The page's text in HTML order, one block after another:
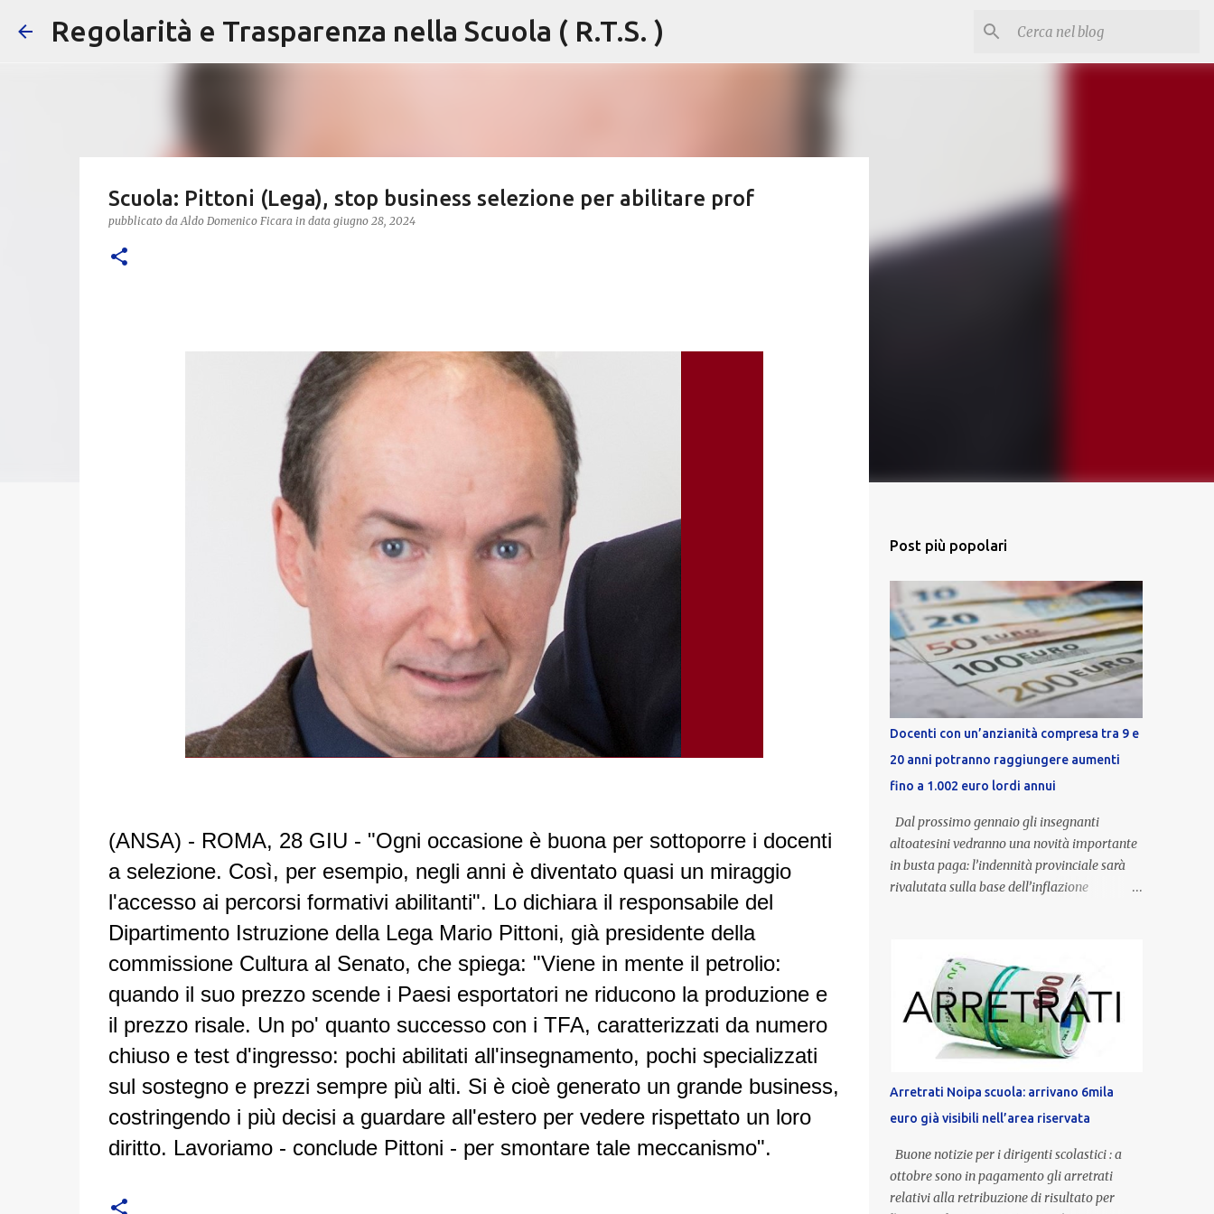
Passa ai contenuti principali
Regolarità e Trasparenza nella Scuola ( R.T.S. )
Scuola: Pittoni (Lega), stop business selezione per abilitare prof
pubblicato daAldo Domenico Ficara in data giugno 28, 2024
(ANSA) - ROMA, 28 GIU - "Ogni occasione è buona per sottoporre i docenti
a selezione. Così, per esempio, negli anni è diventato quasi un miraggio
l'accesso ai percorsi formativi abilitanti". Lo dichiara il responsabile del
Dipartimento Istruzione della Lega Mario Pittoni, già presidente della
commissione Cultura al Senato, che spiega: "Viene in mente il petrolio:
quando il suo prezzo scende i Paesi esportatori ne riducono la produzione e
il prezzo risale. Un po' quanto successo con i TFA, caratterizzati da numero
chiuso e test d'ingresso: pochi abilitati all'insegnamento, pochi specializzati
sul sostegno e prezzi sempre più alti. Si è cioè generato un grande business,
costringendo i più decisi a guardare all'estero per vedere rispettato un loro
diritto. Lavoriamo - conclude Pittoni - per smontare tale meccanismo".
Post più popolari
Docenti con un’anzianità compresa tra 9 e
20 anni potranno raggiungere aumenti
fino a 1.002 euro lordi annui
Dal prossimo gennaio gli insegnanti
altoatesini vedranno una novità importante
in busta paga: l’indennità provinciale sarà
rivalutata sulla base dell’inflazione
un’anzianità compresa tra 9 e 20 anni
potranno raggiungere fino a 1.002 euro lordi
annui. Il nuovo contratto provinciale
introduce inoltre un congedo speciale
dedicato alle donne vittime di violenza di
genere, in linea con la normativa nazionale e
con l’obiettivo di offrire maggiore tutela e
supporto in situazioni delicate. L’indennità
provinciale per i docenti è un unicum in
Italia: si tratta di una misura esclusiva della
Provincia autonoma di Bolzano, che integra
Arretrati Noipa scuola: arrivano 6mila
euro già visibili nell’area riservata
Buone notizie per i dirigenti scolastici : a
ottobre sono in pagamento gli arretrati
relativi alla retribuzione di risultato per